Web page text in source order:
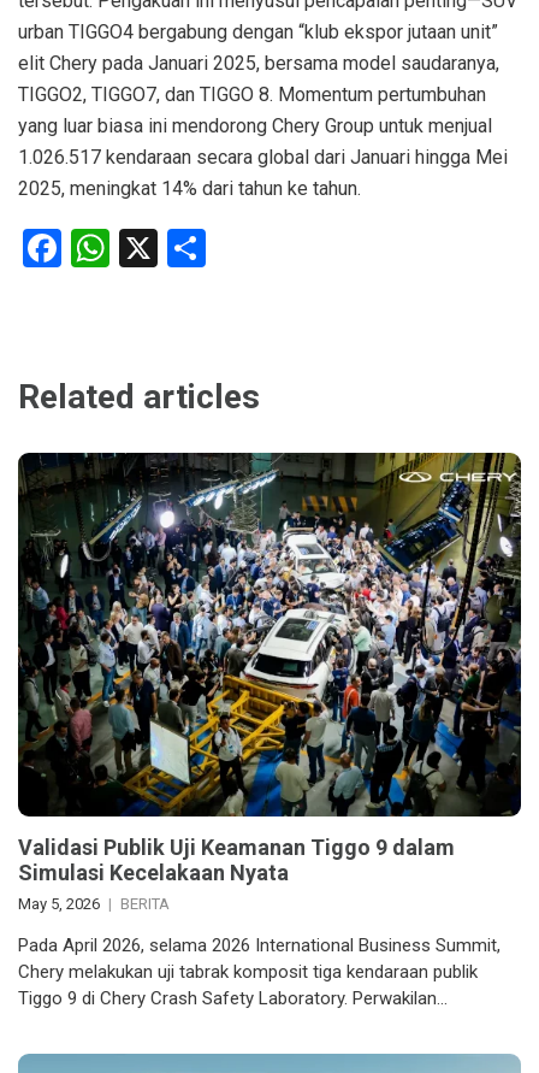
urban TIGGO4 bergabung dengan “klub ekspor jutaan unit”
elit Chery pada Januari 2025, bersama model saudaranya,
TIGGO2, TIGGO7, dan TIGGO 8. Momentum pertumbuhan
yang luar biasa ini mendorong Chery Group untuk menjual
1.026.517 kendaraan secara global dari Januari hingga Mei
2025, meningkat 14% dari tahun ke tahun.
Facebook
WhatsApp
X
Related articles
Validasi Publik Uji Keamanan Tiggo 9 dalam
Simulasi Kecelakaan Nyata
May 5, 2026 BERITA
Pada April 2026, selama 2026 International Business Summit,
Chery melakukan uji tabrak komposit tiga kendaraan publik
Tiggo 9 di Chery Crash Safety Laboratory. Perwakilan…